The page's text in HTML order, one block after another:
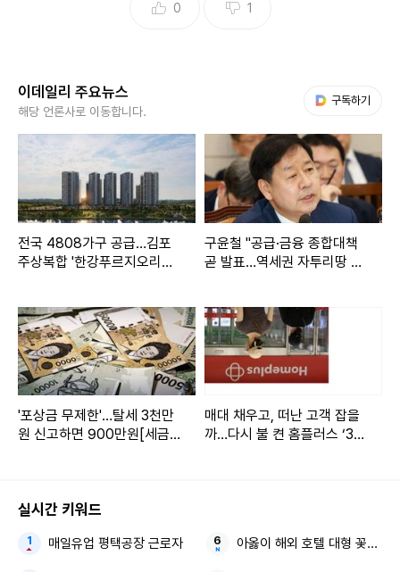
0 1
이데일리 주요뉴스
해당 언론사로 이동합니다.
구독하기
전국 4808가구 공급…김포
주상복합 '한강푸르지오리버
구윤철 "공급·금융 종합대책
곧 발표…역세권 자투리땅 활
'포상금 무제한'…탈세 3천만
원 신고하면 900만원[세금G
매대 채우고, 떠난 고객 잡을
까…다시 불 켠 홈플러스 ‘3주
실시간 키워드
매일유업 평택공장 근로자 아옳이 해외 호텔 대형 꽃다발